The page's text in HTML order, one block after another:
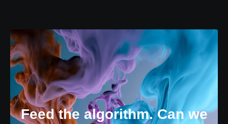
Feed the algorithm. Can we